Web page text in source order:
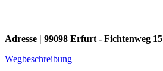
Adresse | 99098 Erfurt - Fichtenweg 15
Wegbeschreibung